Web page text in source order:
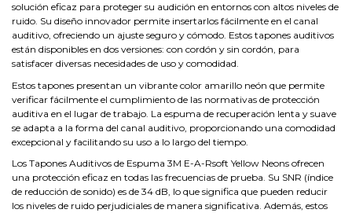
solución eficaz para proteger su audición en entornos con altos niveles de
ruido. Su diseño innovador permite insertarlos fácilmente en el canal
auditivo, ofreciendo un ajuste seguro y cómodo. Estos tapones auditivos
están disponibles en dos versiones: con cordón y sin cordón, para
satisfacer diversas necesidades de uso y comodidad.
Estos tapones presentan un vibrante color amarillo neón que permite
verificar fácilmente el cumplimiento de las normativas de protección
auditiva en el lugar de trabajo. La espuma de recuperación lenta y suave
se adapta a la forma del canal auditivo, proporcionando una comodidad
excepcional y facilitando su uso a lo largo del tiempo.
Los Tapones Auditivos de Espuma 3M E-A-Rsoft Yellow Neons ofrecen
una protección eficaz en todas las frecuencias de prueba. Su SNR (índice
de reducción de sonido) es de 34 dB, lo que significa que pueden reducir
los niveles de ruido perjudiciales de manera significativa. Además, estos